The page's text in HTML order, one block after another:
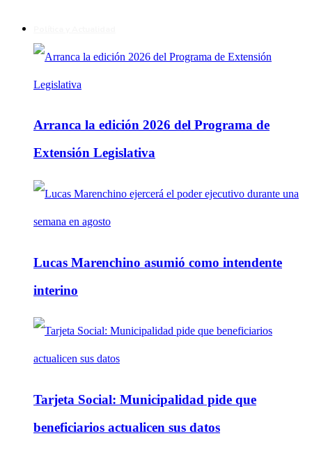
Arranca la edición 2026 del Programa de
Extensión Legislativa
Lucas Marenchino asumió como intendente
interino
Tarjeta Social: Municipalidad pide que
beneficiarios actualicen sus datos